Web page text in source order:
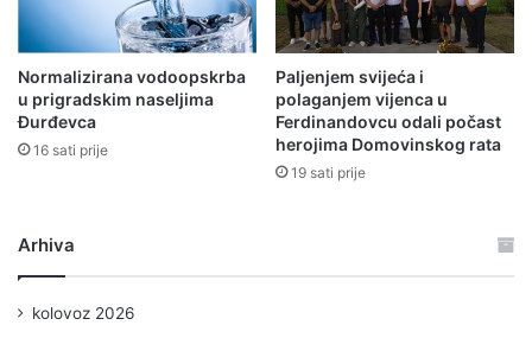
Normalizirana vodoopskrba
u prigradskim naseljima
Đurđevca
16 sati prije
Paljenjem svijeća i
polaganjem vijenca u
Ferdinandovcu odali počast
herojima Domovinskog rata
19 sati prije
Arhiva
kolovoz 2026